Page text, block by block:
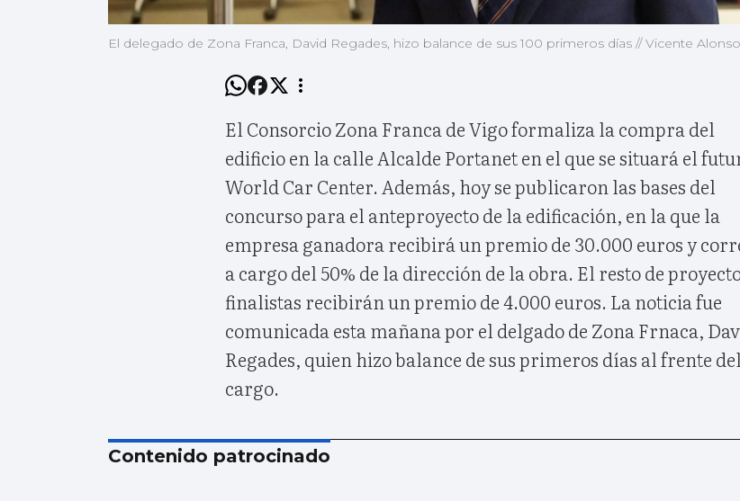
El delegado de Zona Franca, David Regades, hizo balance de sus 100 primeros días // Vicente Alonso
El Consorcio Zona Franca de Vigo formaliza la compra del
edificio en la calle Alcalde Portanet en el que se situará el
World Car Center. Además, hoy se publicaron las bases del
concurso para el anteproyecto de la edificación, en la que la
empresa ganadora recibirá un premio de 30.000 euros y
a cargo del 50% de la dirección de la obra. El resto de
finalistas recibirán un premio de 4.000 euros. La noticia fue
comunicada esta mañana por el delgado de Zona Frnaca,
Regades, quien hizo balance de sus primeros días al frente del
cargo.
Contenido patrocinado